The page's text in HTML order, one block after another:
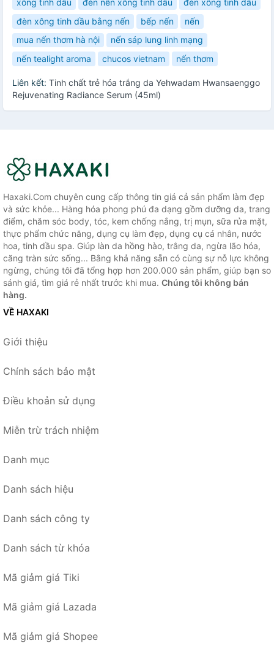
xông tinh dầu
đèn nến xông tinh dầu
đèn xông tinh dầu
đèn xông tinh dầu bằng nến
bếp nến
nến
mua nến thơm hà nội
nến sáp lung linh mạng
nến tealight aroma
chucos vietnam nến thơm
Liên kết: Tinh chất trẻ hóa trắng da Yehwadam Hwansaenggo
Rejuvenating Radiance Serum (45ml)
Haxaki.Com chuyên cung cấp thông tin giá cả sản phẩm làm đẹp
và sức khỏe... Hàng hóa phong phú đa dạng gồm dưỡng da, trang
điểm, chăm sóc body, tóc, kem chống nắng, trị mụn, sữa rửa mặt,
thực phẩm chức năng, dụng cụ làm đẹp, dụng cụ cá nhân, nước
hoa, tinh dầu spa. Giúp làn da hồng hào, trắng da, ngừa lão hóa,
căng tràn sức sống... Bằng khả năng sẵn có cùng sự nỗ lực không
ngừng, chúng tôi đã tổng hợp hơn 200.000 sản phẩm, giúp bạn so
sánh giá, tìm giá rẻ nhất trước khi mua. Chúng tôi không bán
hàng.
VỀ HAXAKI
Giới thiệu
Chính sách bảo mật
Điều khoản sử dụng
Miễn trừ trách nhiệm
Danh mục
Danh sách hiệu
Danh sách công ty
Danh sách từ khóa
Mã giảm giá Tiki
Mã giảm giá Lazada
Mã giảm giá Shopee